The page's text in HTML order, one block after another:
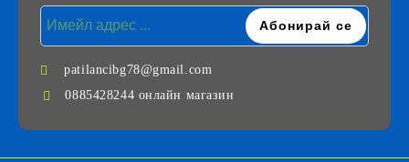
patilancibg78@gmail.com
0885428244 онлайн магазин